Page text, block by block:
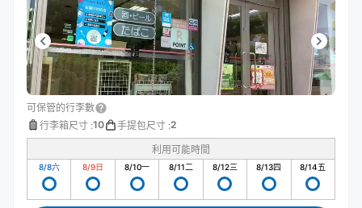
可保管的行李數
行李箱尺寸 :10 手提包尺寸 :2
利用可能時間
8/8六 8/9日 8/10一 8/11二 8/12三 8/13四 8/14五